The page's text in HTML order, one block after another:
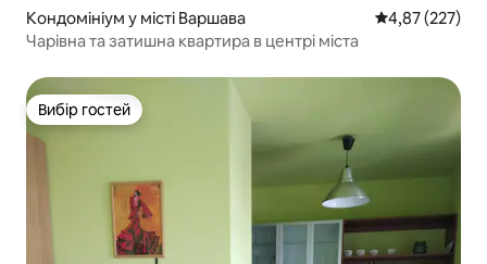
Кондомініум у місті Варшава Середня
4,87 (227)
Чарівна та затишна квартира в центрі міста
Вибір гостей
Вибір гостей